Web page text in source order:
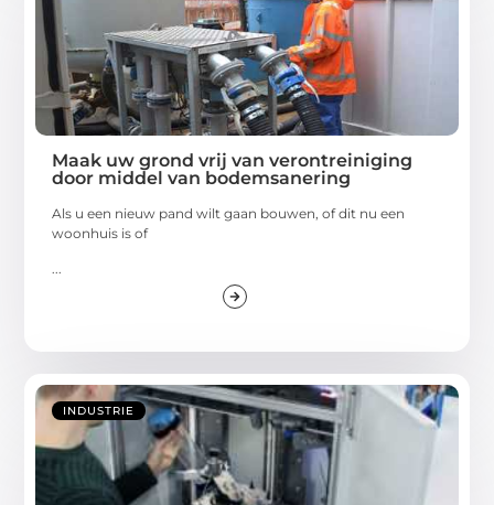
Maak uw grond vrij van verontreiniging
door middel van bodemsanering
Als u een nieuw pand wilt gaan bouwen, of dit nu een
woonhuis is of
...
INDUSTRIE